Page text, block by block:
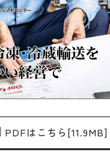
PDFはこちら[11.9MB]